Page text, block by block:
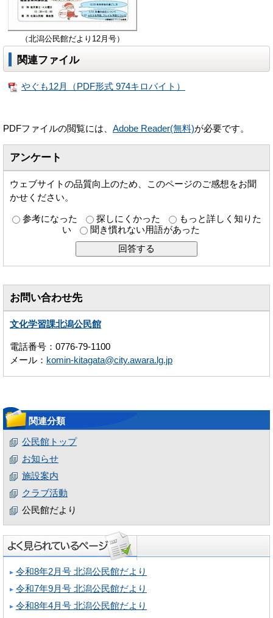
（北潟公民館だより12月号）
関連ファイル
やぐも12月（PDF形式 974キロバイト）
PDFファイルの閲覧には、 Adobe Reader(無料)が必要です。
アンケート
ウェブサイトの品質向上のため、このページのご感想をお聞
かせください。
参考になった 探しにくかった
もっと詳しく知りた
い
聞き慣れない用語があった
お問い合わせ先
文化学習課北潟公民館
電話番号：0776-79-1100
メール： komin-kitagata@city.awara.lg.jp
関連分類
公民館トップ
お知らせ
施設案内
クラブ活動
公民館だより
令和8年2月号 北潟公民館だより
令和7年9月号 北潟公民館だより
令和8年4月号 北潟公民館だより